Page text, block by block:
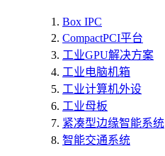
Box IPC
CompactPCI平台
工业GPU解决方案
工业电脑机箱
工业计算机外设
工业母板
紧凑型边缘智能系统
智能交通系统